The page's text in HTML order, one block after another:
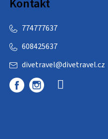
Kontakt
divetravel@divetravel.cz
608425637
774777637